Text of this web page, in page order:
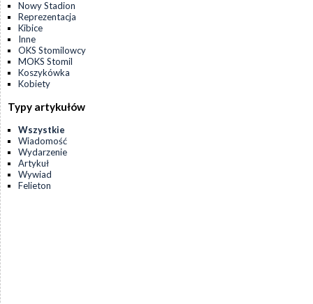
Nowy Stadion
Reprezentacja
Kibice
Inne
OKS Stomilowcy
MOKS Stomil
Koszykówka
Kobiety
Typy artykułów
Wszystkie
Wiadomość
Wydarzenie
Artykuł
Wywiad
Felieton